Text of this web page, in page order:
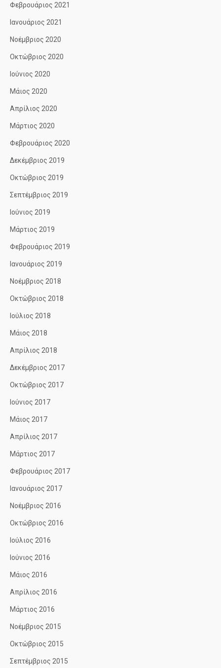
Φεβρουάριος 2021
Ιανουάριος 2021
Νοέμβριος 2020
Οκτώβριος 2020
Ιούνιος 2020
Μάιος 2020
Απρίλιος 2020
Μάρτιος 2020
Φεβρουάριος 2020
Δεκέμβριος 2019
Οκτώβριος 2019
Σεπτέμβριος 2019
Ιούνιος 2019
Μάρτιος 2019
Φεβρουάριος 2019
Ιανουάριος 2019
Νοέμβριος 2018
Οκτώβριος 2018
Ιούλιος 2018
Μάιος 2018
Απρίλιος 2018
Δεκέμβριος 2017
Οκτώβριος 2017
Ιούνιος 2017
Μάιος 2017
Απρίλιος 2017
Μάρτιος 2017
Φεβρουάριος 2017
Ιανουάριος 2017
Νοέμβριος 2016
Οκτώβριος 2016
Ιούλιος 2016
Ιούνιος 2016
Μάιος 2016
Απρίλιος 2016
Μάρτιος 2016
Νοέμβριος 2015
Οκτώβριος 2015
Σεπτέμβριος 2015